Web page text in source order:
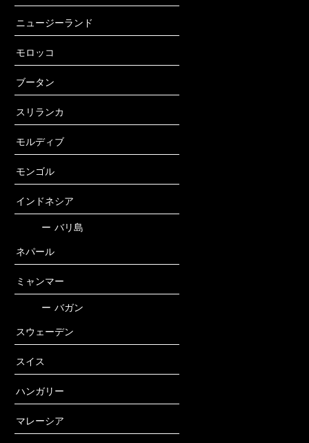
ニュージーランド
モロッコ
ブータン
スリランカ
モルディブ
モンゴル
インドネシア
ー バリ島
ネパール
ミャンマー
ー バガン
スウェーデン
スイス
ハンガリー
マレーシア